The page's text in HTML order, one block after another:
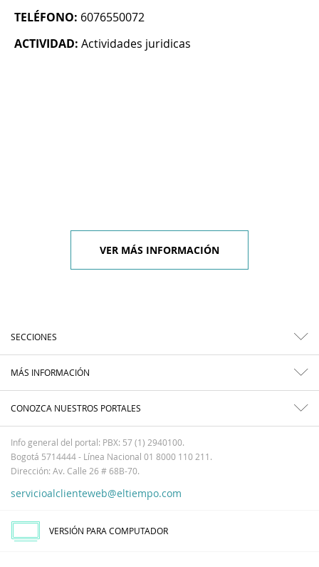
TELÉFONO: 6076550072
ACTIVIDAD: Actividades juridicas
VER MÁS INFORMACIÓN
SECCIONES
MÁS INFORMACIÓN
CONOZCA NUESTROS PORTALES
Info general del portal: PBX: 57 (1) 2940100.
Bogotá 5714444 - Línea Nacional 01 8000 110 211.
Dirección: Av. Calle 26 # 68B-70.
servicioalclienteweb@eltiempo.com
VERSIÓN PARA COMPUTADOR